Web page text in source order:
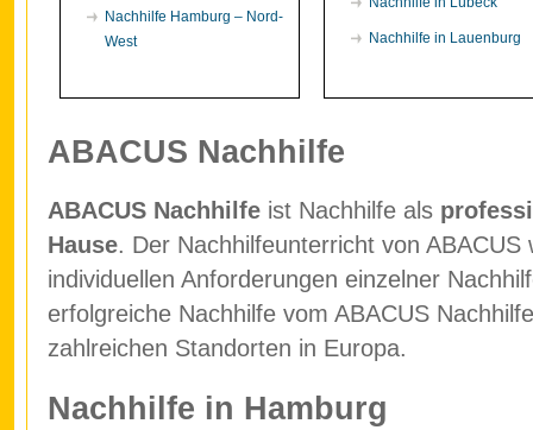
Nachhilfe Hamburg – Nord-
West
Nachhilfe in Lauenburg
ABACUS Nachhilfe
ABACUS Nachhilfe ist Nachhilfe als
Hause. Der Nachhilfeunterricht von
individuellen Anforderungen einzelner
erfolgreiche Nachhilfe vom ABACUS
zahlreichen Standorten in Europa.
Nachhilfe in Hamburg